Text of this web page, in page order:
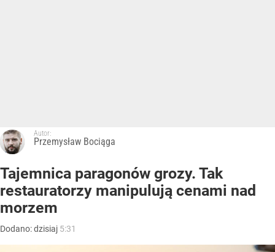
Autor:
Przemysław Bociąga
Tajemnica paragonów grozy. Tak
restauratorzy manipulują cenami nad
morzem
Dodano:dzisiaj 5:31